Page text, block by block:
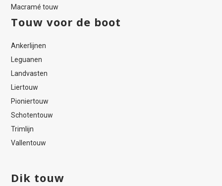
Macramé touw
Touw voor de boot
Ankerlijnen
Leguanen
Landvasten
Liertouw
Pioniertouw
Schotentouw
Trimlijn
Vallentouw
Dik touw